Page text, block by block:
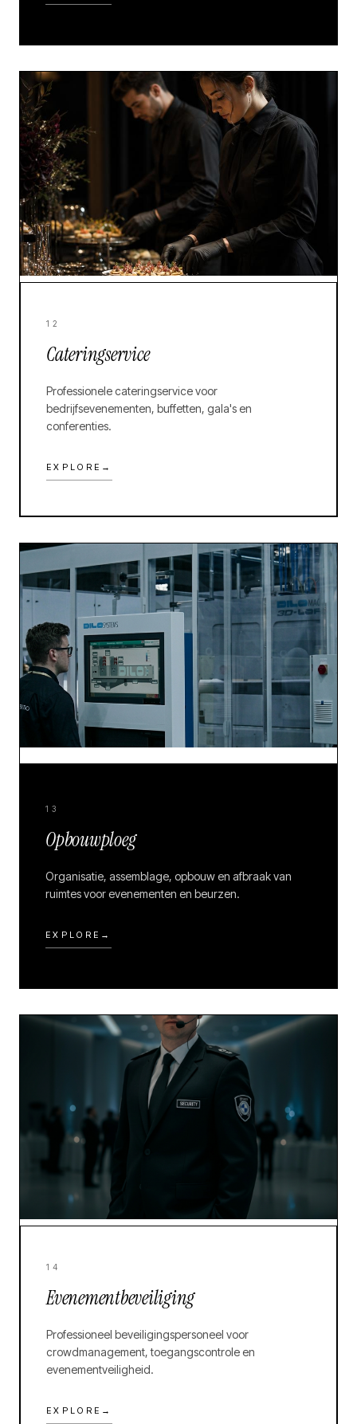
12
Cateringservice
Professionele cateringservice voor
bedrijfsevenementen, buffetten, gala's en
conferenties.
EXPLORE →
13
Opbouwploeg
Organisatie, assemblage, opbouw en afbraak van
ruimtes voor evenementen en beurzen.
EXPLORE →
14
Evenementbeveiliging
Professioneel beveiligingspersoneel voor
crowdmanagement, toegangscontrole en
evenementveiligheid.
EXPLORE →